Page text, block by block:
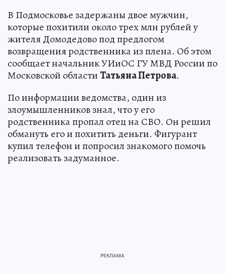
В Подмосковье задержаны двое мужчин,
которые похитили около трех млн рублей у
жителя Домодедово под предлогом
возвращения родственника из плена. Об этом
сообщает начальник УИиОС ГУ МВД России по
Московской области Татьяна Петрова.
По информации ведомства, один из
злоумышленников знал, что у его
родственника пропал отец на СВО. Он решил
обмануть его и похитить деньги. Фигурант
купил телефон и попросил знакомого помочь
реализовать задуманное.